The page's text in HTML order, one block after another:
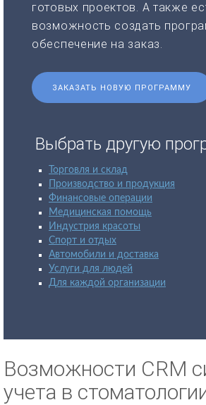
готовых проектов. А также
возможность создать
обеспечение на заказ.
ЗАКАЗАТЬ НОВУЮ ПРОГРАММУ
Выбрать другую
Торговля и склад
Производство и продукция
Финансовые операции
Медицинская помощь
Индустрия красоты
Спорт и отдых
Автомобили и доставка
Услуги для людей
Для каждой организации
Возможности CRM
учета в